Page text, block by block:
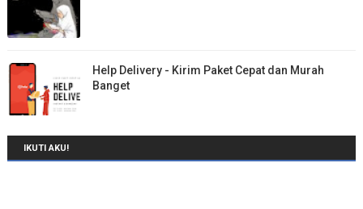
Help Delivery - Kirim Paket Cepat dan Murah
Banget
IKUTI AKU!